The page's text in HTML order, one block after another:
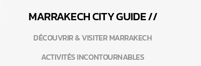
MARRAKECHCITY GUIDE //
DÉCOUVRIR & VISITER MARRAKECH
ACTIVITÉS INCONTOURNABLES